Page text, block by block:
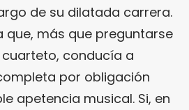
de su dilatada carrera.
que, más que preguntarse
conducía a
por obligación
apetencia musical. Si, en